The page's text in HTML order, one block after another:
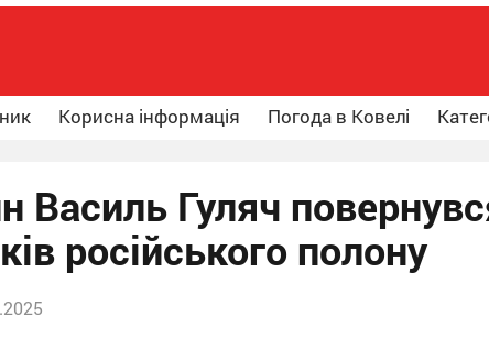
Корисна інформація Погода в Ковелі
Василь Гуляч
російського полону